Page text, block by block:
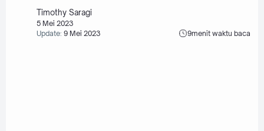
Timothy Saragi
5 Mei 2023
Update: 9 Mei 2023 9menit waktu baca